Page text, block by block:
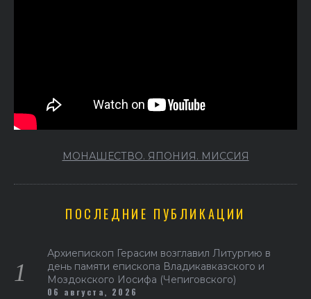
МОНАШЕСТВО. ЯПОНИЯ. МИССИЯ
ПОСЛЕДНИЕ ПУБЛИКАЦИИ
Архиепископ Герасим возглавил Литургию в
день памяти епископа Владикавказского и
Моздокского Иосифа (Чепиговского)
06 августа, 2026